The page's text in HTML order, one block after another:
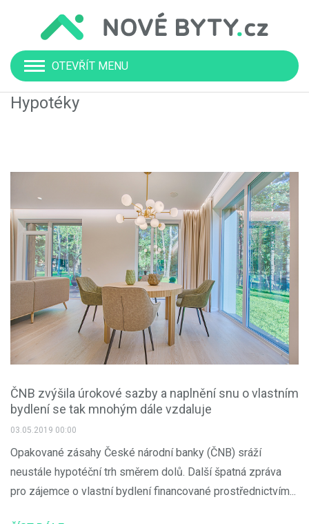
OTEVŘÍT MENU
Hypotéky
ČNB zvýšila úrokové sazby a naplnění snu o vlastním
bydlení se tak mnohým dále vzdaluje
03.05.2019 00:00
Opakované zásahy České národní banky (ČNB) sráží
neustále hypotéční trh směrem dolů. Další špatná zpráva
pro zájemce o vlastní bydlení financované prostřednictvím...